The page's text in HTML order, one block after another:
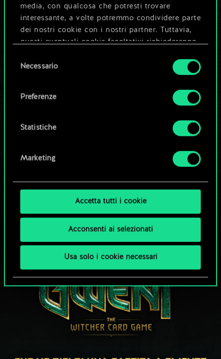
media, con qualcosa che potresti trovare
interessante, a volte potremmo condividere parte
dei nostri cookie con i nostri partner. Tuttavia,
questi eventuali cookie facoltativi richiederanno
Tutti i dettagli su come utilizziamo i cookie e su
disponibili nel menu "Impostazioni" qui sotto.
delNecessario
Preferenze
Statistiche
Marketing
Accetta tutti i cookie
Acconsenti ai selezionati
Usa solo i cookie necessari
Ma può diventare
molto altro!
Dai un nome al mazzo e crea una